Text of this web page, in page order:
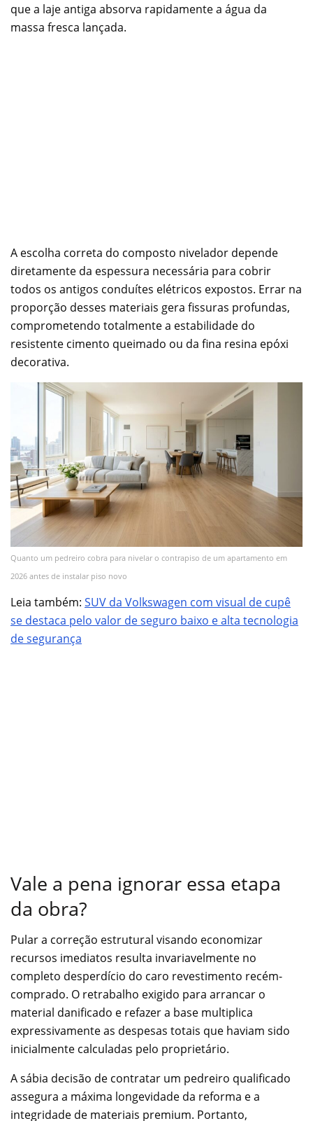
que a laje antiga absorva rapidamente a água da
massa fresca lançada.
A escolha correta do composto nivelador depende
diretamente da espessura necessária para cobrir
todos os antigos conduítes elétricos expostos. Errar na
proporção desses materiais gera fissuras profundas,
comprometendo totalmente a estabilidade do
resistente cimento queimado ou da fina resina epóxi
decorativa.
Quanto um pedreiro cobra para nivelar o contrapiso de um apartamento em
2026 antes de instalar piso novo
Leia também: SUV da Volkswagen com visual de cupê
se destaca pelo valor de seguro baixo e alta tecnologia
de segurança
Vale a pena ignorar essa etapa
da obra?
Pular a correção estrutural visando economizar
recursos imediatos resulta invariavelmente no
completo desperdício do caro revestimento recém-
comprado. O retrabalho exigido para arrancar o
material danificado e refazer a base multiplica
expressivamente as despesas totais que haviam sido
inicialmente calculadas pelo proprietário.
A sábia decisão de contratar um pedreiro qualificado
assegura a máxima longevidade da reforma e a
integridade de materiais premium. Portanto,